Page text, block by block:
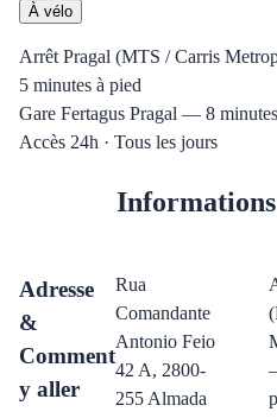
À vélo
Arrêt Pragal (MTS / Carris
5 minutes à pied
Gare Fertagus Pragal — 8
Accès 24h · Tous les jours
Informations
Adresse
&
Comment
y aller
Rua
Comandante
Antonio Feio
42 A, 2800-
255 Almada